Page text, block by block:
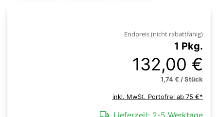
Endpreis (nicht rabattfähig)
1 Pkg.
132,00 €
1,74 € / Stück
inkl. MwSt. Portofrei ab 75 €*
Lieferzeit: 2-5 Werktage